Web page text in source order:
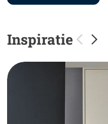
Inspiratie